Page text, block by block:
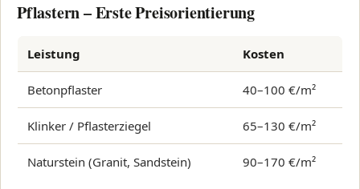
Pflastern – Erste Preisorientierung
Leistung Kosten
Betonpflaster 40–100 €/m²
Klinker / Pflasterziegel 65–130 €/m²
Naturstein (Granit, Sandstein) 90–170 €/m²